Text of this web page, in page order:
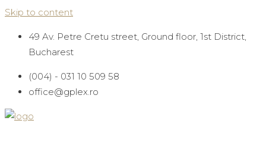
Skip to content
49 Av. Petre Cretu street, Ground floor, 1st District,
Bucharest
(004) - 031 10 509 58
office@gplex.ro